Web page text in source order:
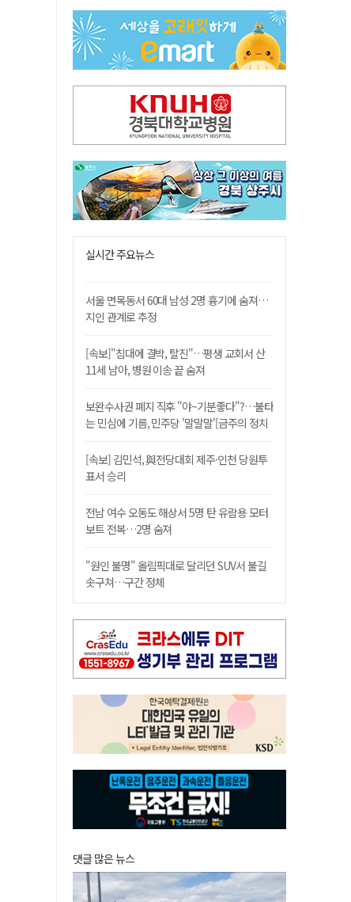
"침대에 결박, 탈진"…평생 교회서 산 11세 남아, 병원 이송 끝 숨져
김민석, 與전당대회 제주·인천 당원투표서 승리…누적 득표는 '초박빙'
[금주의 이슈] 하늘의 외계인, 바다의 귀향자…영화 '호프'와 '오디세이'
실시간 주요뉴스
서울 면목동서 60대 남성 2명 흉기에 숨져…
지인 관계로 추정
[속보]"침대에 결박, 탈진"…평생 교회서 산
11세 남아, 병원 이송 끝 숨져
보완수사권 폐지 직후 "야~기분좋다"?…불타
는 민심에 기름, 민주당 '말말말'[금주의 정치
[속보] 김민석, 與전당대회 제주·인천 당원투
표서 승리
전남 여수 오동도 해상서 5명 탄 유람용 모터
보트 전복…2명 숨져
"원인 불명" 올림픽대로 달리던 SUV서 불길
솟구쳐…구간 정체
댓글 많은 뉴스